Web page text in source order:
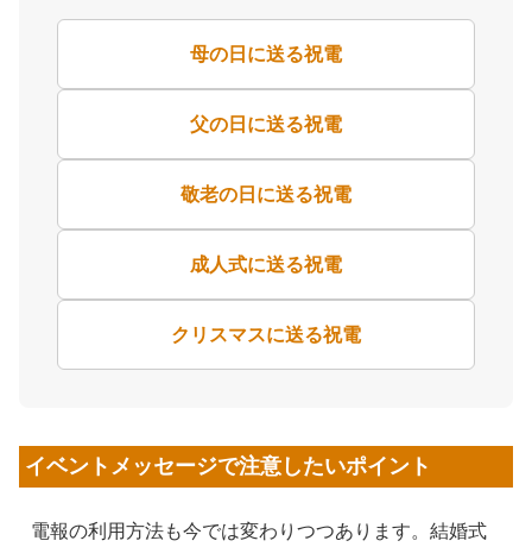
母の日に送る祝電
父の日に送る祝電
敬老の日に送る祝電
成人式に送る祝電
クリスマスに送る祝電
イベントメッセージで注意したいポイント
電報の利用方法も今では変わりつつあります。結婚式